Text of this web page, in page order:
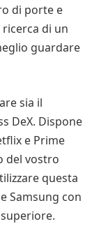
di porte e
di un
guardare
sia il
DeX. Dispone
e Prime
del vostro
questa
Samsung con